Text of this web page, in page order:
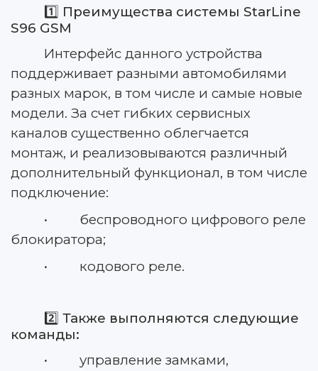
1️⃣ Преимущества системы StarLine
S96 GSM
Интерфейс данного устройства
поддерживает разными автомобилями
разных марок, в том числе и самые новые
модели. За счет гибких сервисных
каналов существенно облегчается
монтаж, и реализовываются различный
дополнительный функционал, в том числе
подключение:
• беспроводного цифрового реле
блокиратора;
• кодового реле.
2️⃣Также выполняются следующие
команды:
• управление замками,